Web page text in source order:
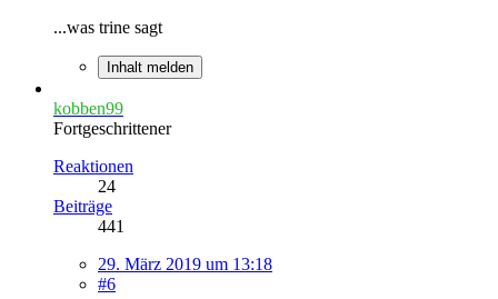
...was trine sagt
Inhalt melden
kobben99
Fortgeschrittener
Reaktionen
24
Beiträge
441
29. März 2019 um 13:18
#6